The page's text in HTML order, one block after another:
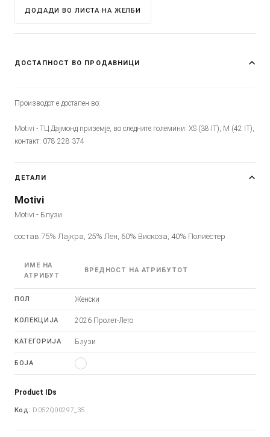
ДОДАДИ ВО ЛИСТА НА ЖЕЛБИ
ДОСТАПНОСТ ВО ПРОДАВНИЦИ
Производот е достапен во:
Motivi - ТЦ Дајмонд приземје, во следните големини: XS (38 IT), M (42 IT),
контакт: 078 228 374
ДЕТАЛИ
Motivi
Motivi - Блузи
состав:75% Лајкра, 25% Лен, 60% Вискоза, 40% Полиестер
ИМЕ НА
АТРИБУТ
ВРЕДНОСТ НА АТРИБУТОТ
ПОЛ Женски
КОЛЕКЦИЈА 2026 Пролет-Лето
КАТЕГОРИЈА Блузи
БОЈА
Product IDs
Код: D052Q00297_35